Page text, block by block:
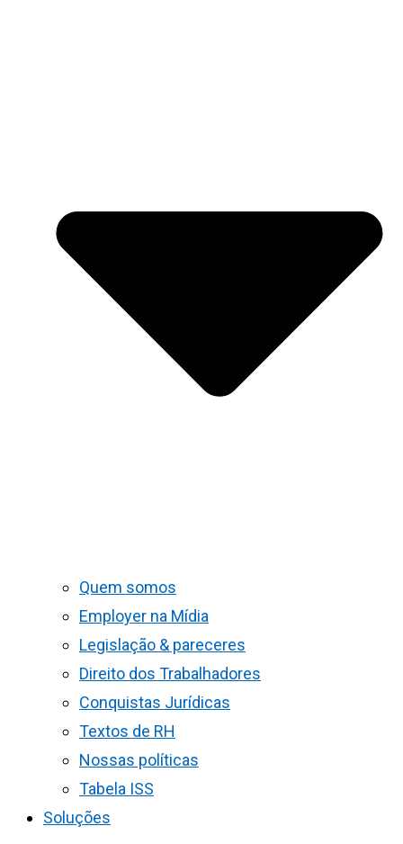
Quem somos
Employer na Mídia
Legislação & pareceres
Direito dos Trabalhadores
Conquistas Jurídicas
Textos de RH
Nossas políticas
Tabela ISS
Soluções